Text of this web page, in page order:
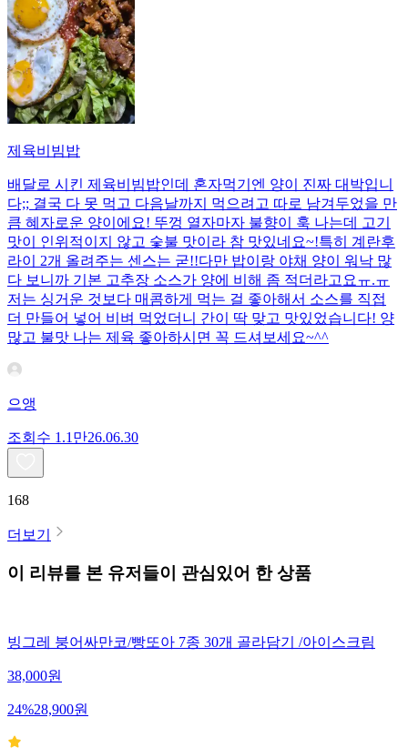
제육비빔밥
배달로 시킨 제육비빔밥인데 혼자먹기엔 양이 진짜 대박입니
다;; 결국 다 못 먹고 다음날까지 먹으려고 따로 남겨두었을 만
큼 혜자로운 양이에요! 뚜껑 열자마자 불향이 훅 나는데 고기
맛이 인위적이지 않고 숯불 맛이라 참 맛있네요~!특히 계란후
라이 2개 올려주는 센스는 굳!! ​다만 밥이랑 야채 양이 워낙 많
다 보니까 기본 고추장 소스가 양에 비해 좀 적더라고요ㅠ.ㅠ
저는 싱거운 것보다 매콤하게 먹는 걸 좋아해서 소스를 직접
더 만들어 넣어 비벼 먹었더니 간이 딱 맞고 맛있었습니다! 양
많고 불맛 나는 제육 좋아하시면 꼭 드셔보세요~^^
으앵
조회수 1.1만26.06.30
168
더보기
이 리뷰를 본 유저들이 관심있어 한 상품
빙그레 붕어싸만코/빵또아 7종 30개 골라담기 /아이스크림
38,000원
24%28,900원